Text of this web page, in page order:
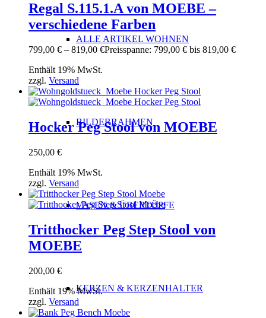
ALLE ARTIKEL WOHNEN
BILDERRAHMEN
VASEN & ÜBERTÖPFE
KERZEN & KERZENHALTER
Regal S.115.1.A von MOEBE –
verschiedene Farben
799,00 € – 819,00 €Preisspanne: 799,00 € bis 819,00 €
Enthält 19% MwSt.
zzgl. Versand
Hocker Peg Stool von MOEBE
250,00 €
Enthält 19% MwSt.
zzgl. Versand
Tritthocker Peg Step Stool von
MOEBE
200,00 €
Enthält 19% MwSt.
zzgl. Versand